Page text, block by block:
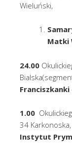
Wieluński,
Matki
24.00
1.00
34
Instytut